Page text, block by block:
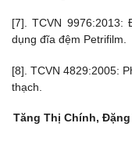
[7]. TCVN
dụng đĩa đệm Petrifilm.
[8]. TCVN 4829:2005:
thạch.
Tăng Thị Chính,